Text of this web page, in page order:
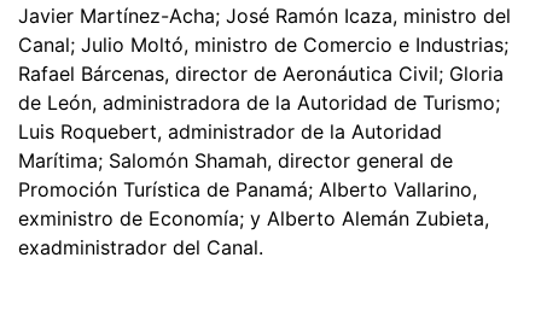
Javier Martínez-Acha; José Ramón Icaza, ministro del
Canal; Julio Moltó, ministro de Comercio e Industrias;
Rafael Bárcenas, director de Aeronáutica Civil; Gloria
de León, administradora de la Autoridad de Turismo;
Luis Roquebert, administrador de la Autoridad
Marítima; Salomón Shamah, director general de
Promoción Turística de Panamá; Alberto Vallarino,
exministro de Economía; y Alberto Alemán Zubieta,
exadministrador del Canal.